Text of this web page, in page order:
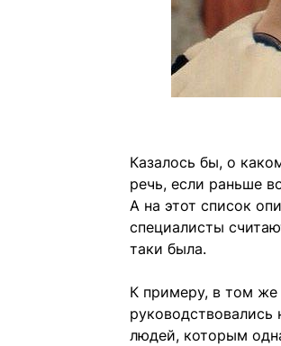
Казалось бы, о
речь, если раньше
А на этот список
специалисты
таки была.
К примеру, в том же
людей, которым